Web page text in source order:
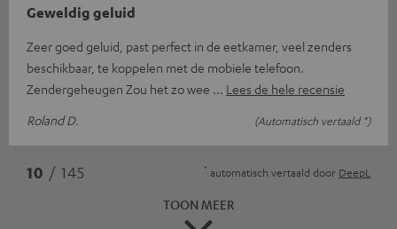
Geweldig geluid
Zeer goed geluid, past perfect in de eetkamer, veel zenders
beschikbaar, te koppelen met de mobiele telefoon.
Zendergeheugen Zou het zo wee
Lees de hele recensie
Roland D.
(Automatisch vertaald *)
10 / 145 * automatisch vertaald door DeepL
TOON MEER